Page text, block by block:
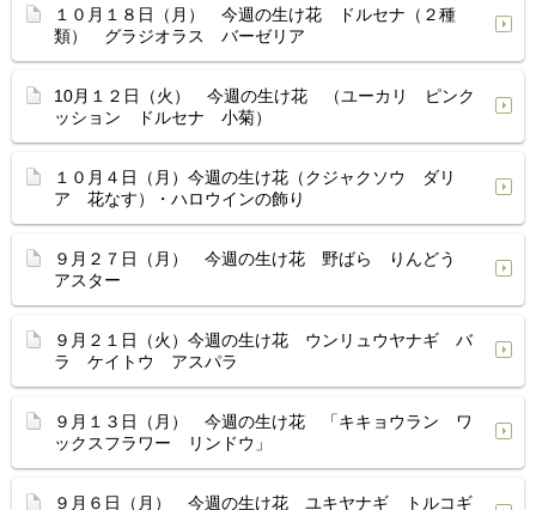
１０月１８日（月） 今週の生け花 ドルセナ（２種
類） グラジオラス バーゼリア
10月１２日（火） 今週の生け花 （ユーカリ ピンク
ッション ドルセナ 小菊）
１０月４日（月）今週の生け花（クジャクソウ ダリ
ア 花なす）・ハロウインの飾り
９月２７日（月） 今週の生け花 野ばら りんどう
アスター
９月２１日（火）今週の生け花 ウンリュウヤナギ バ
ラ ケイトウ アスパラ
９月１３日（月） 今週の生け花 「キキョウラン ワ
ックスフラワー リンドウ」
９月６日（月） 今週の生け花 ユキヤナギ トルコギ